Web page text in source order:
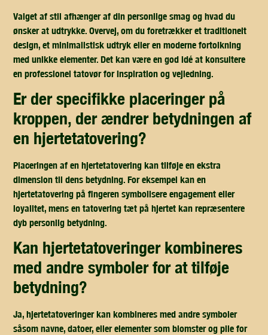
Valget af stil afhænger af din personlige smag og hvad du
ønsker at udtrykke. Overvej, om du foretrækker et traditionelt
design, et minimalistisk udtryk eller en moderne fortolkning
med unikke elementer. Det kan være en god idé at konsultere
en professionel tatovør for inspiration og vejledning.
er der specifikke placeringer på
kroppen, der ændrer betydningen af
en hjertetatovering?
Placeringen af en hjertetatovering kan tilføje en ekstra
dimension til dens betydning. For eksempel kan en
hjertetatovering på fingeren symbolisere engagement eller
loyalitet, mens en tatovering tæt på hjertet kan repræsentere
dyb personlig betydning.
kan hjertetatoveringer kombineres
med andre symboler for at tilføje
betydning?
Ja, hjertetatoveringer kan kombineres med andre symboler
såsom navne, datoer, eller elementer som blomster og pile for